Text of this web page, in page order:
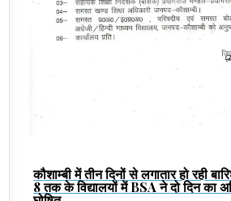
कौशाम्बी में तीन दिनों से लगातार हो रही
8 तक के विद्यालयों में BSA ने दो दिन का